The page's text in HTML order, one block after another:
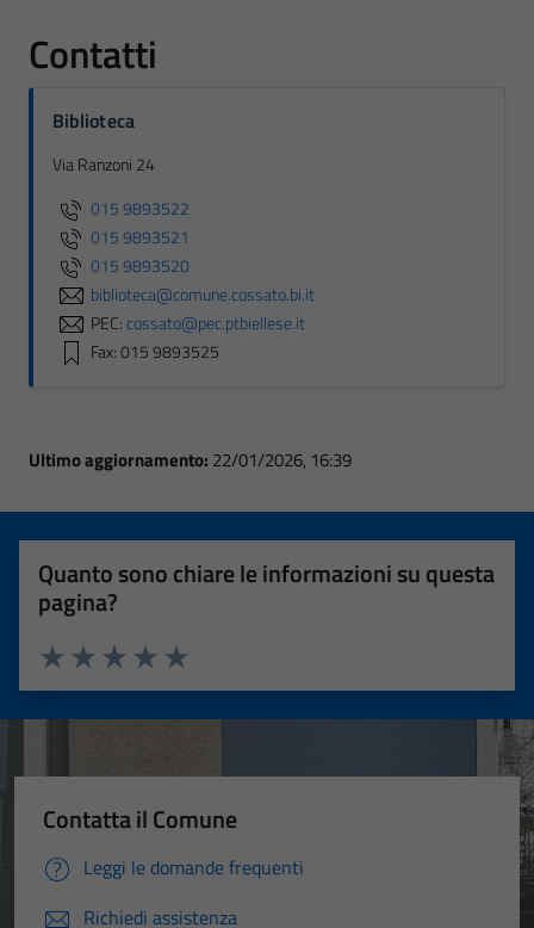
Contatti
Biblioteca
Via Ranzoni 24
015 9893522
015 9893521
015 9893520
biblioteca@comune.cossato.bi.it
PEC:cossato@pec.ptbiellese.it
Fax: 015 9893525
Ultimo aggiornamento: 22/01/2026, 16:39
Quanto sono chiare le informazioni su questa
pagina?
Valuta 5 stelle su 5
Valuta 4 stelle su 5
Valuta 3 stelle su 5
Valuta 2 stelle su 5
Valuta 1 stelle su 5
Contatta il Comune
Leggi le domande frequenti
Richiedi assistenza